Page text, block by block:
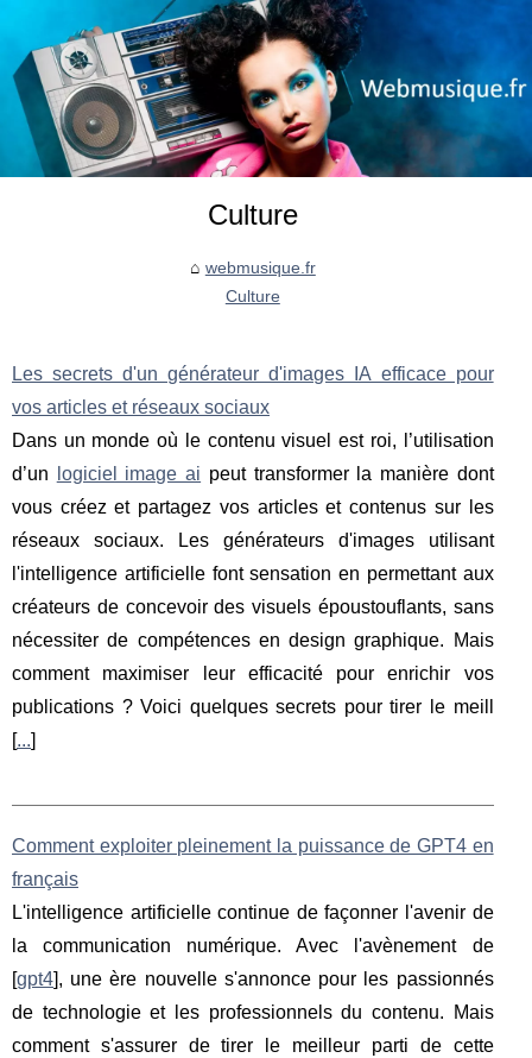
Culture
webmusique.fr
Culture
Les secrets d'un générateur d'images IA efficace pour
vos articles et réseaux sociaux
Dans un monde où le contenu visuel est roi, l’utilisation
d’un
logiciel image ai peut transformer la manière dont
vous créez et partagez vos articles et contenus sur les
réseaux sociaux. Les générateurs d'images utilisant
l'intelligence artificielle font sensation en permettant aux
créateurs de concevoir des visuels époustouflants, sans
nécessiter de compétences en design graphique. Mais
comment maximiser leur efficacité pour enrichir vos
publications ? Voici quelques secrets pour tirer le meill
[...]
Comment exploiter pleinement la puissance de GPT4 en
français
L'intelligence artificielle continue de façonner l'avenir de
la communication numérique. Avec l'avènement de
[gpt4], une ère nouvelle s'annonce pour les passionnés
de technologie et les professionnels du contenu. Mais
comment s'assurer de tirer le meilleur parti de cette